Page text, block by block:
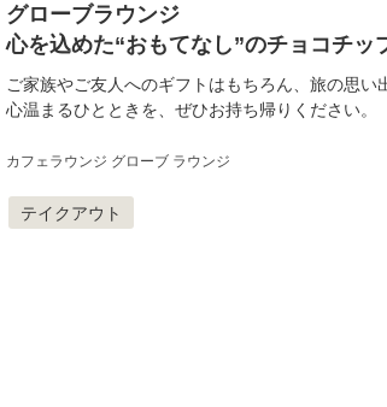
グローブラウンジ
心を込めた“おもてなし”のチョコチッ
ご家族やご友人へのギフトはもちろん、旅の思い
心温まるひとときを、ぜひお持ち帰りください。
カフェラウンジ グローブ ラウンジ
テイクアウト